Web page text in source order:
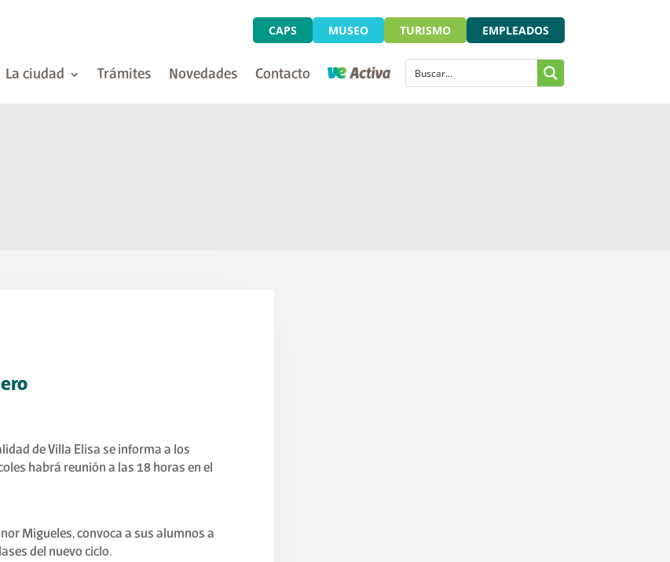
CAPS MUSEO TURISMO EMPLEADOS
La ciudad Trámites Novedades Contacto
de Villa Elisa se informa a los
habrá reunión a las 18 horas en el
Migueles, convoca a sus alumnos a
del nuevo ciclo.